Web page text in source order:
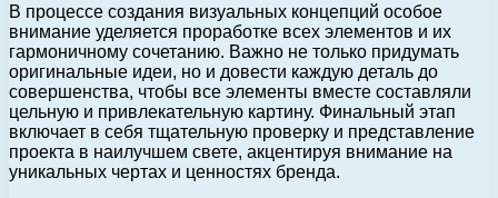
В процессе создания визуальных концепций особое
внимание уделяется проработке всех элементов и их
гармоничному сочетанию. Важно не только придумать
оригинальные идеи, но и довести каждую деталь до
совершенства, чтобы все элементы вместе составляли
цельную и привлекательную картину. Финальный этап
включает в себя тщательную проверку и представление
проекта в наилучшем свете, акцентируя внимание на
уникальных чертах и ценностях бренда.